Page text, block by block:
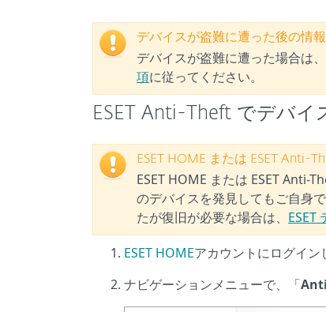
デバイスが盗難に遭った後の情
デバイスが盗難に遭った場合は
項に従ってください。
ESET Anti-Theft でデバイ
ESET HOME または ESET Anti-
ESET HOME または ESET Anti-
のデバイスを発見してもご自身
たが復旧が必要な場合は、 ESET
ESET HOMEアカウントにログイン
ナビゲーションメニューで、「